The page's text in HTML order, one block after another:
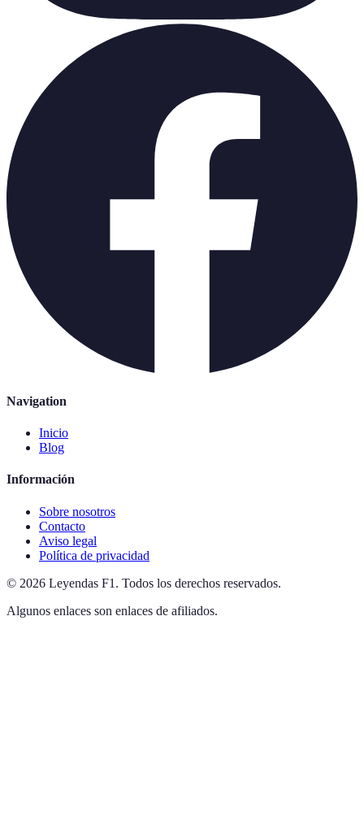
Navigation
Inicio
Blog
Información
Sobre nosotros
Contacto
Aviso legal
Política de privacidad
© 2026 Leyendas F1 . Todos los derechos reservados.
Algunos enlaces son enlaces de afiliados.